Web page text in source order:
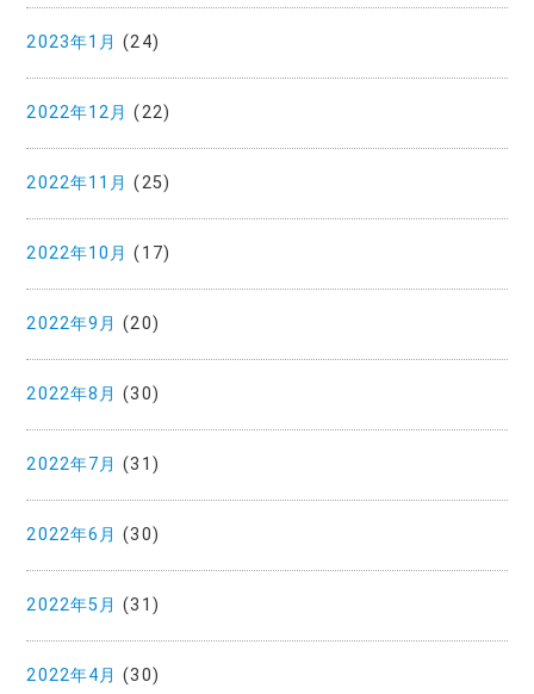
2023年1月 (24)
2022年12月 (22)
2022年11月 (25)
2022年10月 (17)
2022年9月 (20)
2022年8月 (30)
2022年7月 (31)
2022年6月 (30)
2022年5月 (31)
2022年4月 (30)